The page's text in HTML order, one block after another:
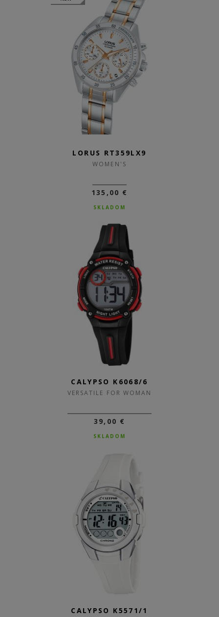
LORUS RT359LX9
WOMEN'S
135,00 €
SKLADOM
CALYPSO K6068/6
VERSATILE FOR WOMAN
39,00 €
SKLADOM
CALYPSO K5571/1